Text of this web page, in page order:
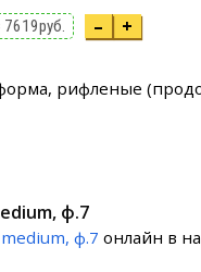
7619руб. – +
рифленые
ф.7
ф.7 онлайн в